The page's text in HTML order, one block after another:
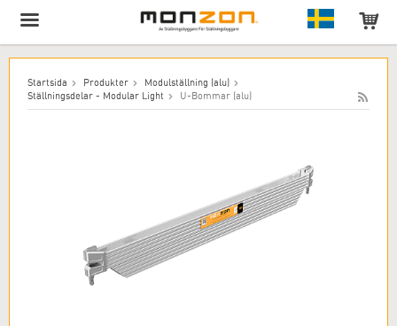
Produkten har lagts till i varukorgen!
Startsida Produkter
Modulställning (alu)
Ställningsdelar - Modular Light
U-Bommar (alu)